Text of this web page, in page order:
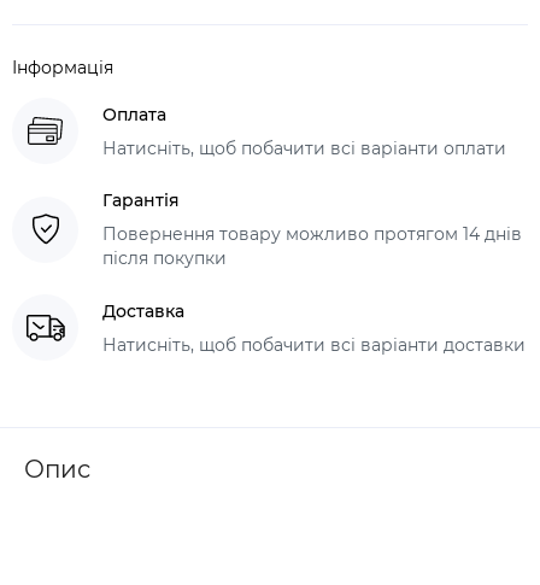
Інформація
Оплата
Натисніть, щоб побачити всі варіанти оплати
Гарантія
Повернення товару можливо протягом 14 днів
після покупки
Доставка
Натисніть, щоб побачити всі варіанти доставки
Опис